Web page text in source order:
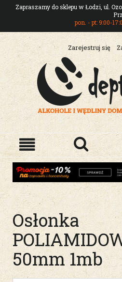
Zapraszamy do sklepu w Łodzi, ul.
pon. - pt: 9:00-
Zarejestruj się
Osłonka
50mm 1mb